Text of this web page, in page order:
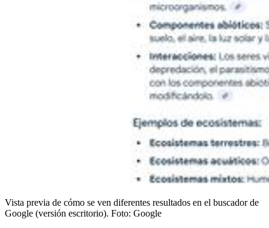
Vista previa de cómo se ven diferentes resultados en el buscador de
Google (versión escritorio). Foto: Google